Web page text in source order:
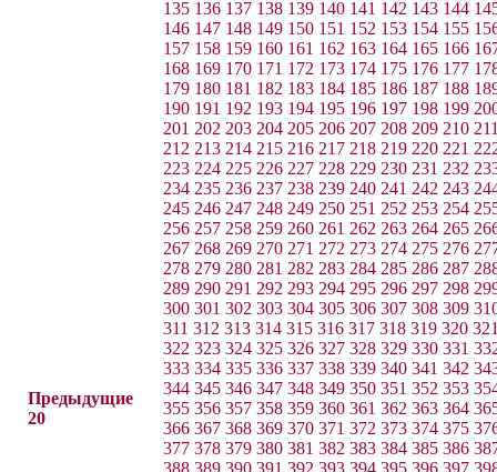
Предыдущие
20
135 136 137 138 139 140 141 142 143 144
146 147 148 149 150 151 152 153 154 155
157 158 159 160 161 162 163 164 165 166
168 169 170 171 172 173 174 175 176 177
179 180 181 182 183 184 185 186 187 188
190 191 192 193 194 195 196 197 198 199
201 202 203 204 205 206 207 208 209 210
212 213 214 215 216 217 218 219 220 221
223 224 225 226 227 228 229 230 231 232
234 235 236 237 238 239 240 241 242 243
245 246 247 248 249 250 251 252 253 254
256 257 258 259 260 261 262 263 264 265
267 268 269 270 271 272 273 274 275 276
278 279 280 281 282 283 284 285 286 287
289 290 291 292 293 294 295 296 297 298
300 301 302 303 304 305 306 307 308 309
311 312 313 314 315 316 317 318 319 320
322 323 324 325 326 327 328 329 330 331
333 334 335 336 337 338 339 340 341 342
344 345 346 347 348 349 350 351 352 353
355 356 357 358 359 360 361 362 363 364
366 367 368 369 370 371 372 373 374 375
377 378 379 380 381 382 383 384 385 386
388 389 390 391 392 393 394 395 396 397